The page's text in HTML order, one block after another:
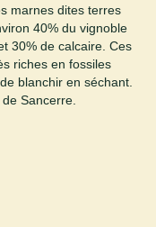
marnes dites terres
40% du vignoble
30% de calcaire. Ces
riches en fossiles
blanchir en séchant.
Sancerre.